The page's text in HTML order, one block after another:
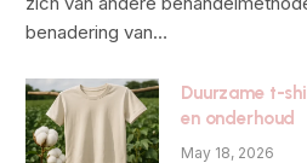
benadering van…
Duurzame t-
en onderhoud
May 18, 2026